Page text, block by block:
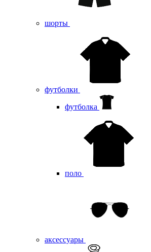
шорты
футболки
футболка
поло
аксессуары